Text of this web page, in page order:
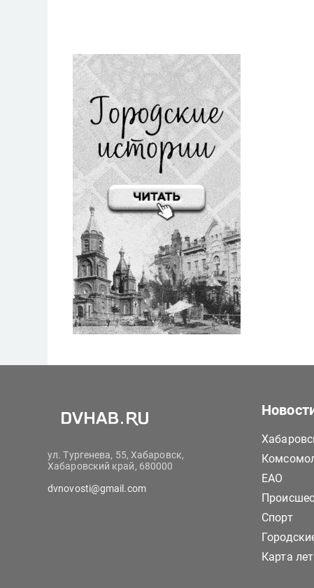
ул. Тургенева, 55, Хабаровск,
Хабаровский край, 680000
dvnovosti@gmail.com
ЕАО
Спорт
Карта